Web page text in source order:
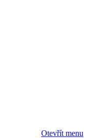
Otevřít menu